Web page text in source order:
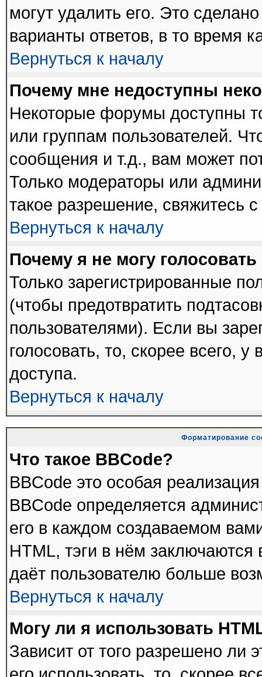
могут удалить его. Это
варианты ответов, в то время
Вернуться к началу
Почему мне недоступны
Некоторые форумы доступны
или группам пользователей.
сообщения и т.д., вам может
Только модераторы или
такое разрешение, свяжитесь
Вернуться к началу
Почему я не могу
Только зарегистрированные
(чтобы предотвратить
пользователями). Если вы
голосовать, то, скорее всего,
доступа.
Вернуться к началу
Форматирование
Что такое BBCode?
BBCode это особая
BBCode определяется
его в каждом создаваемом
HTML, тэги в нём
даёт пользователю больше
Вернуться к началу
Могу ли я использовать
Зависит от того разрешено ли